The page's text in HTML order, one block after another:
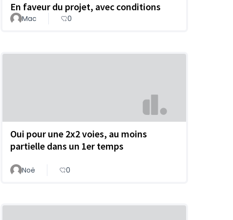
En faveur du projet, avec conditions
Mac 0
Oui pour une 2x2 voies, au moins
partielle dans un 1er temps
Noë 0